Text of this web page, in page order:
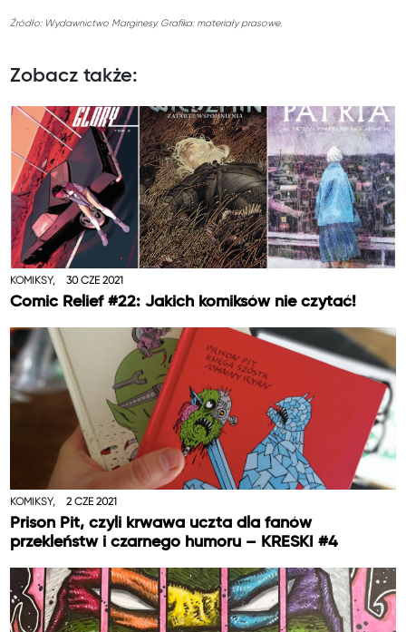
Źródło: Wydawnictwo Marginesy. Grafika: materiały prasowe.
Zobacz także:
KOMIKSY, 30 CZE 2021
Comic Relief #22: Jakich komiksów nie czytać!
KOMIKSY, 2 CZE 2021
Prison Pit, czyli krwawa uczta dla fanów
przekleństw i czarnego humoru – KRESKI #4